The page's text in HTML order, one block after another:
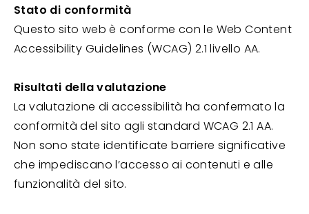
Stato di conformità
Questo sito web è conforme con le Web Content
Accessibility Guidelines (WCAG) 2.1 livello AA.
Risultati della valutazione
La valutazione di accessibilità ha confermato la
conformità del sito agli standard WCAG 2.1 AA.
Non sono state identificate barriere significative
che impediscano l’accesso ai contenuti e alle
funzionalità del sito.